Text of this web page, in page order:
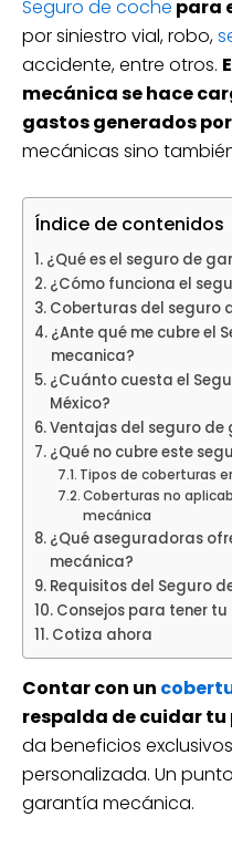
Seguro de coche para
por siniestro vial, robo,
accidente, entre otros.
mecánica se hace
gastos generados
mecánicas sino
Índice de contenidos
¿Qué es el seguro de
¿Cómo funciona el
Coberturas del seguro
¿Ante qué me cubre el
mecanica?
¿Cuánto cuesta el
México?
Ventajas del seguro
¿Qué no cubre este
Tipos de coberturas
Coberturas no
mecánica
¿Qué aseguradoras
mecánica?
Requisitos del Seguro
Consejos para tener
Cotiza ahora
Contar con un
respalda de cuidar
da beneficios
personalizada. Un
garantía mecánica.